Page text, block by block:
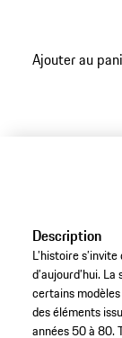
Ajouter au
Description
L’histoire
d’aujourd’hui.
certains
des éléments
années 50 à 80.